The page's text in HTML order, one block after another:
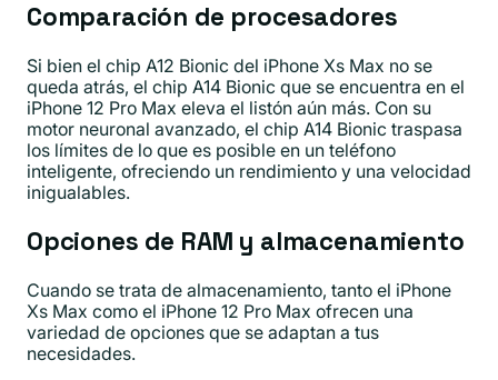
Comparación de procesadores
Si bien el chip A12 Bionic del iPhone Xs Max no se
queda atrás, el chip A14 Bionic que se encuentra en el
iPhone 12 Pro Max eleva el listón aún más. Con su
motor neuronal avanzado, el chip A14 Bionic traspasa
los límites de lo que es posible en un teléfono
inteligente, ofreciendo un rendimiento y una velocidad
inigualables.
Opciones de RAM y almacenamiento
Cuando se trata de almacenamiento, tanto el iPhone
Xs Max como el iPhone 12 Pro Max ofrecen una
variedad de opciones que se adaptan a tus
necesidades.